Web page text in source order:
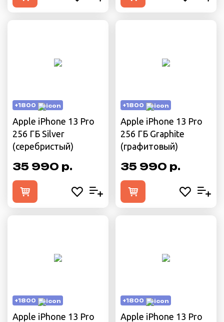
+1800
Apple iPhone 13 Pro
256 ГБ Silver
(cеребристый)
35 990 р.
+1800
Apple iPhone 13 Pro
256 ГБ Graphite
(графитовый)
35 990 р.
+1800
Apple iPhone 13 Pro
+1800
Apple iPhone 13 Pro